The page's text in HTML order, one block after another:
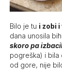
Bilo je tu i zobi
dana unosila
skoro pa
pogreška) i bila
od gore, nije